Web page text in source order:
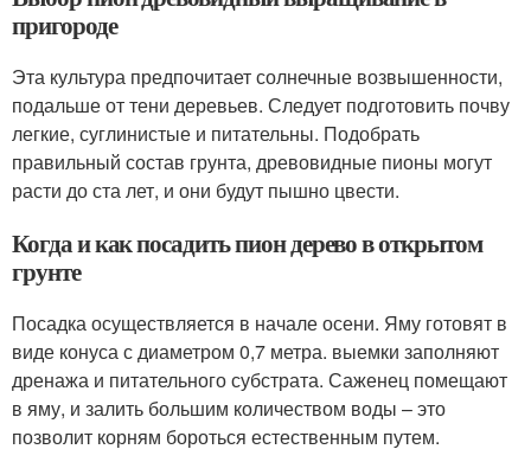
пригороде
Эта культура предпочитает солнечные возвышенности,
подальше от тени деревьев. Следует подготовить почву
легкие, суглинистые и питательны. Подобрать
правильный состав грунта, древовидные пионы могут
расти до ста лет, и они будут пышно цвести.
Когда и как посадить пион дерево в открытом
грунте
Посадка осуществляется в начале осени. Яму готовят в
виде конуса с диаметром 0,7 метра. выемки заполняют
дренажа и питательного субстрата. Саженец помещают
в яму, и залить большим количеством воды – это
позволит корням бороться естественным путем.